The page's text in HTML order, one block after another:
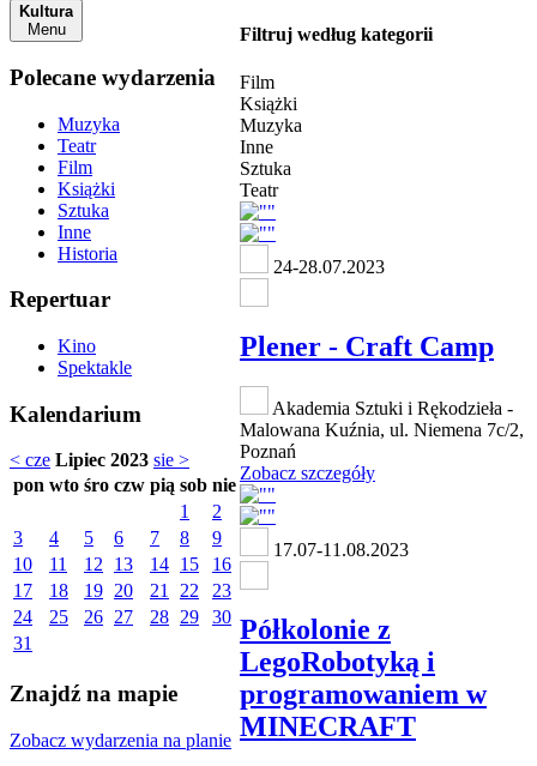
Kultura
Menu
Polecane wydarzenia
Muzyka
Teatr
Film
Książki
Sztuka
Inne
Historia
Repertuar
Kino
Spektakle
Kalendarium
< cze Lipiec 2023 sie >
pon wto śro czw pią sob nie
1
2
3
4 5 6 7 8
9
10
11 12 13 14 15
16
17
18 19 20 21 22
23
24
25 26 27 28 29
30
31
Znajdź na mapie
Zobacz wydarzenia na planie
Filtruj według kategorii
Film
Książki
Muzyka
Inne
Sztuka
Teatr
24-28.07.2023
Plener - Craft Camp
Akademia Sztuki i Rękodzieła -
Malowana Kuźnia, ul. Niemena 7c/2,
Poznań
Zobacz szczegóły
17.07-11.08.2023
Półkolonie z
LegoRobotyką i
programowaniem w
MINECRAFT